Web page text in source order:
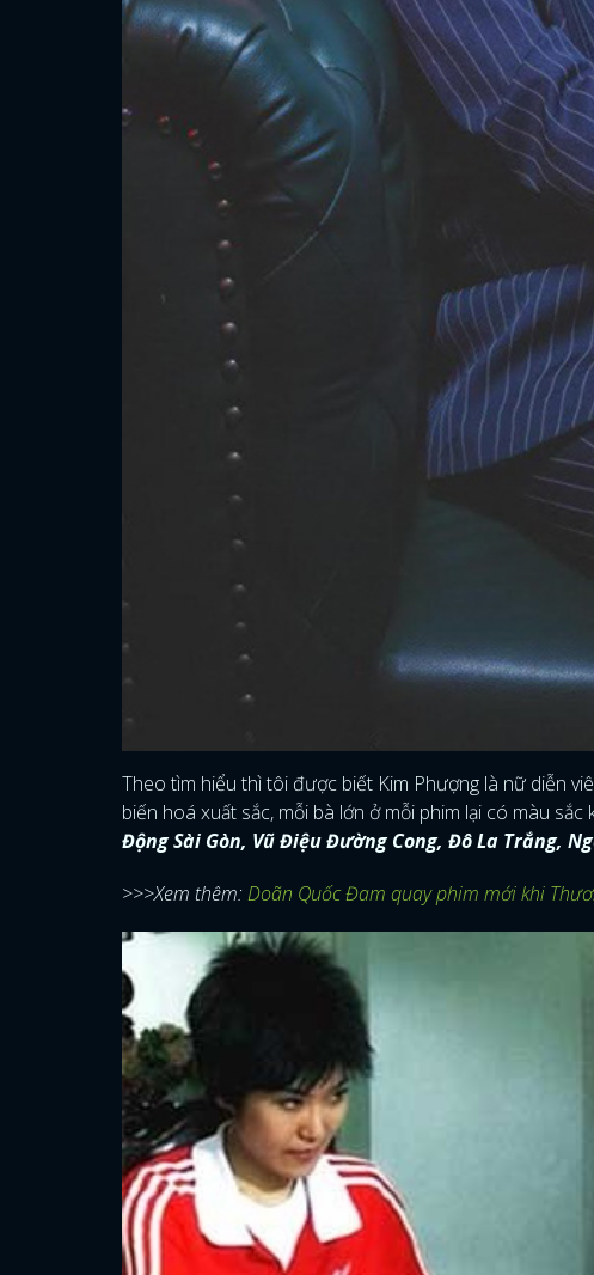
Theo tìm hiểu thì tôi được biết Kim Phượng là nữ diễn
biến hoá xuất sắc, mỗi bà lớn ở mỗi phim lại có màu
Động Sài Gòn, Vũ Điệu Đường Cong, Đô La Trắng,
>>>Xem thêm:Doãn Quốc Đam quay phim mới khi